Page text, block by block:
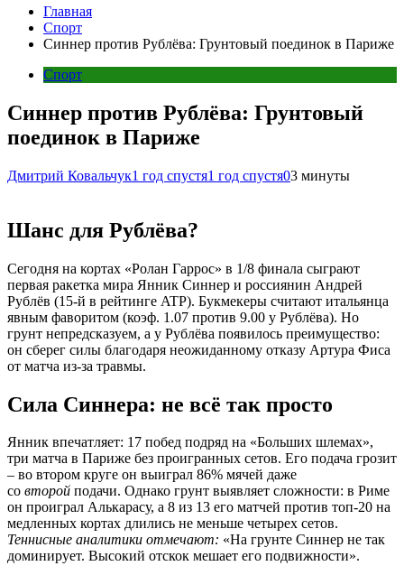
Главная
Спорт
Синнер против Рублёва: Грунтовый поединок в Париже
Спорт
Синнер против Рублёва: Грунтовый
поединок в Париже
Дмитрий Ковальчук1 год спустя1 год спустя03 минуты
Шанс для Рублёва?
Сегодня на кортах «Ролан Гаррос» в 1/8 финала сыграют
первая ракетка мира Янник Синнер и россиянин Андрей
Рублёв (15-й в рейтинге ATP). Букмекеры считают итальянца
явным фаворитом (коэф. 1.07 против 9.00 у Рублёва). Но
грунт непредсказуем, а у Рублёва появилось преимущество:
он сберег силы благодаря неожиданному отказу Артура Фиса
от матча из-за травмы.
Сила Синнера: не всё так просто
Янник впечатляет: 17 побед подряд на «Больших шлемах»,
три матча в Париже без проигранных сетов. Его подача грозит
– во втором круге он выиграл 86% мячей даже
со второй подачи. Однако грунт выявляет сложности: в Риме
он проиграл Алькарасу, а 8 из 13 его матчей против топ-20 на
медленных кортах длились не меньше четырех сетов.
Теннисные аналитики отмечают: «На грунте Синнер не так
доминирует. Высокий отскок мешает его подвижности».